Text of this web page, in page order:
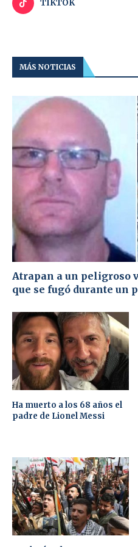
TIKTOK
MÁS NOTICIAS
Atrapan a un peligroso
que se fugó durante un
Ha muerto a los 68 años el
padre de Lionel Messi